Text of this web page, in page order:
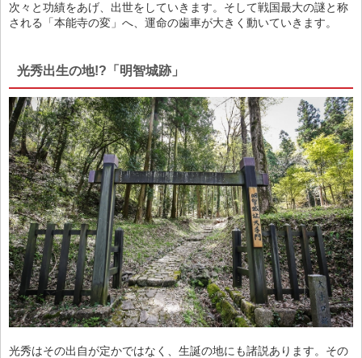
次々と功績をあげ、出世をしていきます。そして戦国最大の謎と称
される「本能寺の変」へ、運命の歯車が大きく動いていきます。
光秀出生の地!?「明智城跡」
光秀はその出自が定かではなく、生誕の地にも諸説あります。その